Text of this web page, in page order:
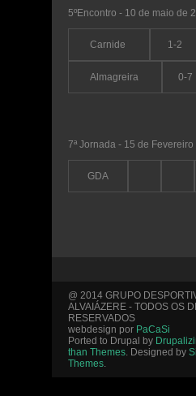
5ºEncontro - 10 de maio de
Carnide 1-2
Almagreira 0-7
7ª Jornada - 15 de
GDA
@ 2014 GRUPO
ALVAIÁZERE - TODOS OS
RESERVADOS
webdesign por PaCaSi
Ported to Drupal by
than Themes. Designed by
Themes.